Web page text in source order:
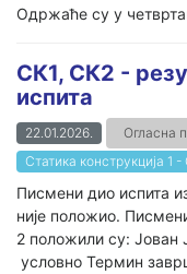
Одржаће су у
СК1, СК2 -
испита
22.01.2026. Огласна
Статика конструкција 1 -
Писмени дио испита
није положио.
2 положили су:
условно Термин